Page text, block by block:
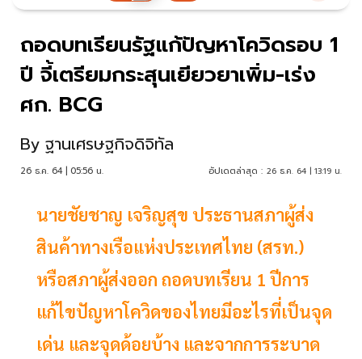
ถอดบทเรียนรัฐแก้ปัญหาโควิดรอบ 1
ปี จี้เตรียมกระสุนเยียวยาเพิ่ม-เร่ง
ศก. BCG
By ฐานเศรษฐกิจดิจิทัล
26 ธ.ค. 64 | 05:56 น. อัปเดตล่าสุด : 26 ธ.ค. 64 | 13:19 น.
นายชัยชาญ เจริญสุข ประธานสภาผู้ส่ง
สินค้าทางเรือแห่งประเทศไทย (สรท.)
หรือสภาผู้ส่งออก ถอดบทเรียน 1 ปีการ
แก้ไขปัญหาโควิดของไทยมีอะไรที่เป็นจุด
เด่น และจุดด้อยบ้าง และจากการระบาด